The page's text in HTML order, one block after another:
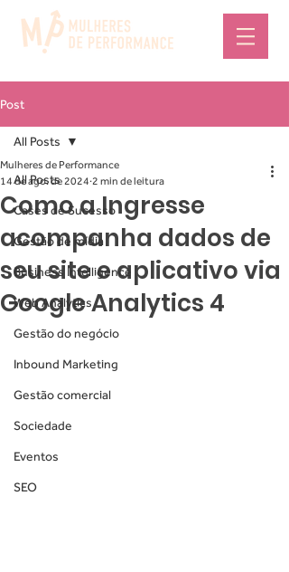
Post
All Posts
Cases de Sucesso
Gestão de mídia
Business Intelligence
Web Analytics
Gestão do negócio
Inbound Marketing
Gestão comercial
Sociedade
Eventos
SEO
All Posts
Como a Ingresse
acompanha dados de
seu site e aplicativo via
Google Analytics 4
Mulheres de Performance
14 de ago. de 2024 2 min de leitura